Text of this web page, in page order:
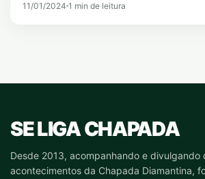
11/01/2024 1 min de leitura
SE LIGA CHAPADA
Desde 2013, acompanhando e divulgando
acontecimentos da Chapada Diamantina,